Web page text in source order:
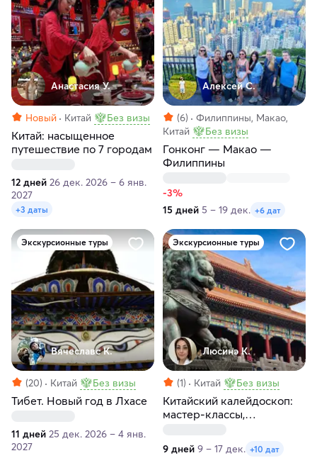
Анастасия У.
Новый Китай Без визы
Китай: насыщенное
путешествие по 7 городам
12 дней 26 дек. 2026 – 6 янв.
2027
+3 даты
Алексей С.
(6)
Филиппины, Макао,
Китай
Без визы
Гонконг — Макао —
Филиппины
-3%
15 дней 5 – 19 дек. +6 дат
Экскурсионные туры
Вячеславс К.
(20) Китай Без визы
Тибет. Новый год в Лхасе
11 дней 25 дек. 2026 – 4 янв.
2027
Экскурсионные туры
Люсинэ К.
(1) Китай Без визы
Китайский калейдоскоп:
мастер-классы,
мегаполисы и внеземные
пейзажи
9 дней 9 – 17 дек. +10 дат